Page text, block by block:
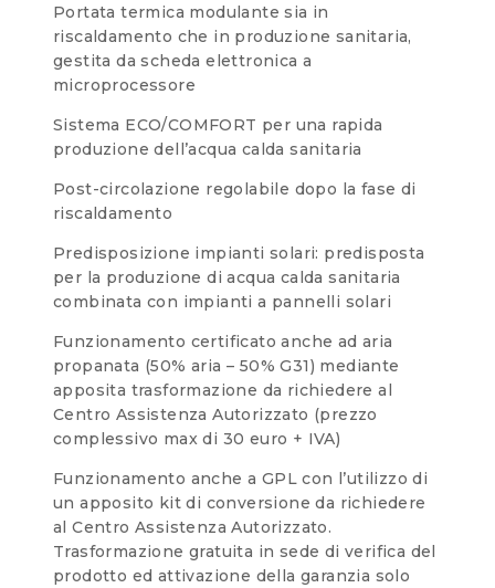
Portata termica modulante sia in
riscaldamento che in produzione sanitaria,
gestita da scheda elettronica a
microprocessore
Sistema ECO/COMFORT per una rapida
produzione dell’acqua calda sanitaria
Post-circolazione regolabile dopo la fase di
riscaldamento
Predisposizione impianti solari: predisposta
per la produzione di acqua calda sanitaria
combinata con impianti a pannelli solari
Funzionamento certificato anche ad aria
propanata (50% aria – 50% G31) mediante
apposita trasformazione da richiedere al
Centro Assistenza Autorizzato (prezzo
complessivo max di 30 euro + IVA)
Funzionamento anche a GPL con l’utilizzo di
un apposito kit di conversione da richiedere
al Centro Assistenza Autorizzato.
Trasformazione gratuita in sede di verifica del
prodotto ed attivazione della garanzia solo